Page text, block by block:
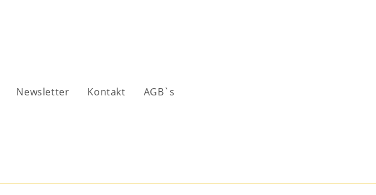
Newsletter Kontakt AGB`s